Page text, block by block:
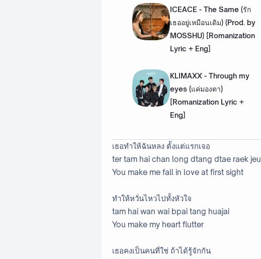
ICEACE - The Same (รัก
เธออยู่เหมือนเดิม) (Prod. by
MOSSHU) [Romanization
Lyric + Eng]
KLIMAXX - Through my
eyes (แค่มองตา)
[Romanization Lyric +
Eng]
เธอทำให้ฉันหลง ตั้งแต่แรกเจอ
ter tam hai chan long dtang dtae raek jeu
You make me fall in love at first sight
ทำให้หวั่นไหวไปทั้งหัวใจ
tam hai wan wai bpai tang huajai
You make my heart flutter
เธอคงเป็นคนที่ใช่ ถ้าได้รู้จักกัน